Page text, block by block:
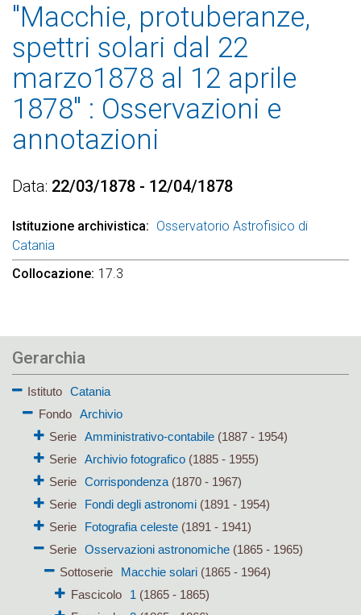
"Macchie, protuberanze,
spettri solari dal 22
marzo1878 al 12 aprile
1878" : Osservazioni e
annotazioni
Data 22/03/1878 - 12/04/1878
Istituzione archivistica
Osservatorio Astrofisico di
Catania
Collocazione 17.3
Gerarchia
Istituto
Catania
Fondo
Archivio
Serie Amministrativo-contabile(1887 - 1954)
Serie Archivio fotografico(1885 - 1955)
Serie Corrispondenza(1870 - 1967)
Serie
Fondi degli astronomi(1891 - 1954)
Serie
Fotografia celeste(1891 - 1941)
Serie Osservazioni astronomiche(1865 - 1965)
Sottoserie
Macchie solari (1865 - 1964)
Fascicolo
1 (1865 - 1865)